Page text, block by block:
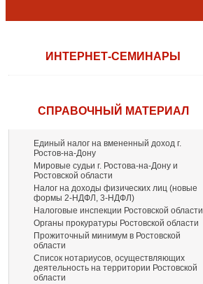
ИНТЕРНЕТ-СЕМИНАРЫ
СПРАВОЧНЫЙ МАТЕРИАЛ
Единый налог на вмененный доход г.
Ростов-на-Дону
Мировые судьи г. Ростова-на-Дону и
Ростовской области
Налог на доходы физических лиц (новые
формы 2-НДФЛ, 3-НДФЛ)
Налоговые инспекции Ростовской области
Органы прокуратуры Ростовской области
Прожиточный минимум в Ростовской
области
Список нотариусов, осуществляющих
деятельность на территории Ростовской
области